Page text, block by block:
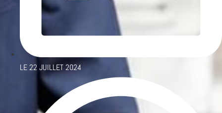
LE22 JUILLET 2024